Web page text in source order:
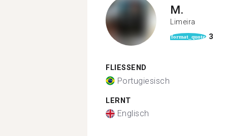
M.
Limeira
format_quote 3
FLIESSEND
Portugiesisch
LERNT
Englisch